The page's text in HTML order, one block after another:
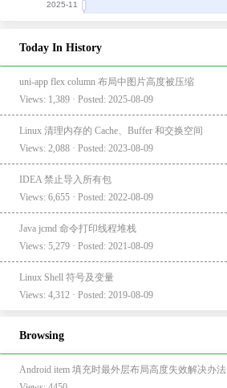
Today In History
uni-app flex column 布局中图片高度被压缩
Views: 1,389 · Posted: 2025-08-09
Linux 清理内存的 Cache、Buffer 和交换空间
Views: 2,088 · Posted: 2023-08-09
IDEA 禁止导入所有包
Views: 6,655 · Posted: 2022-08-09
Java jcmd 命令打印线程堆栈
Views: 5,279 · Posted: 2021-08-09
Linux Shell 符号及变量
Views: 4,312 · Posted: 2019-08-09
Browsing
Android item 填充时最外层布局高度失效解决办法